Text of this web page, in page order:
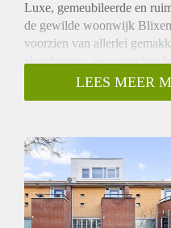
Luxe, gemeubileerde en
de gewilde woonwijk
voorzien van allerlei
slaapkamers, een complete
met overkapping.
De wijk Blixembosch is niet
restaurant, kapper en
sporthal, openbaar vervoer,
groen en de perfecte
John F. Kennedylaan is het
Station binnen 10
LEES MEER